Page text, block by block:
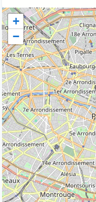
+
−